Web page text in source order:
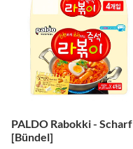
PALDO Rabokki - Scharf
[Bündel]